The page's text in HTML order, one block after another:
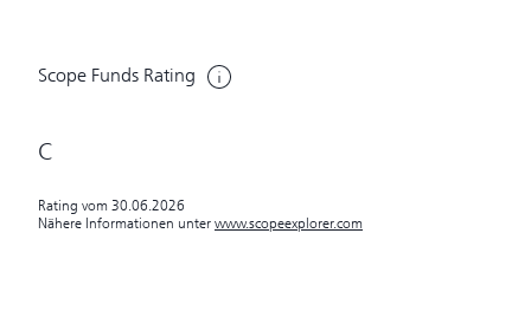
Scope Funds Rating
C
Rating vom 30.06.2026
Nähere Informationen unter www.scopeexplorer.com